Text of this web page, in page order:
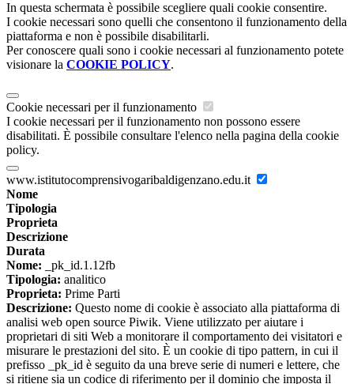
In questa schermata è possibile scegliere quali cookie consentire.
I cookie necessari sono quelli che consentono il funzionamento della
piattaforma e non è possibile disabilitarli.
Per conoscere quali sono i cookie necessari al funzionamento potete
visionare la COOKIE POLICY.
Cookie necessari per il funzionamento
I cookie necessari per il funzionamento non possono essere
disabilitati. È possibile consultare l'elenco nella pagina della cookie
policy.
www.istitutocomprensivogaribaldigenzano.edu.it
Nome
Tipologia
Proprieta
Descrizione
Durata
Nome: _pk_id.1.12fb
Tipologia: analitico
Proprieta: Prime Parti
Descrizione: Questo nome di cookie è associato alla piattaforma di
analisi web open source Piwik. Viene utilizzato per aiutare i
proprietari di siti Web a monitorare il comportamento dei visitatori e
misurare le prestazioni del sito. È un cookie di tipo pattern, in cui il
prefisso _pk_id è seguito da una breve serie di numeri e lettere, che
si ritiene sia un codice di riferimento per il dominio che imposta il